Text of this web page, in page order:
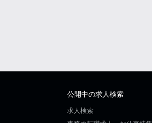
公開中の求人検索
求人検索